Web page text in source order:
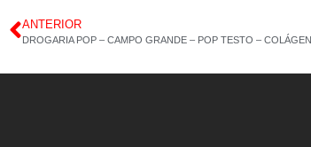
ANTERIOR
DROGARIA POP – CAMPO GRANDE – POP TESTO –